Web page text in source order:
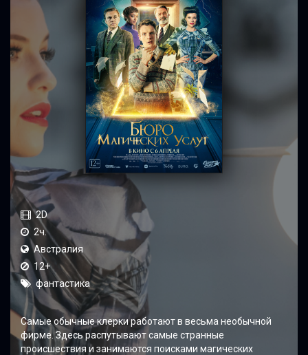
2D
2ч.
Австралия
12+
фантастика
Самые обычные клерки работают в весьма необычной
фирме. Здесь распутывают самые странные
происшествия и занимаются поисками магических